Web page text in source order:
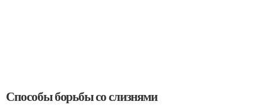
Способы борьбы со слизнями